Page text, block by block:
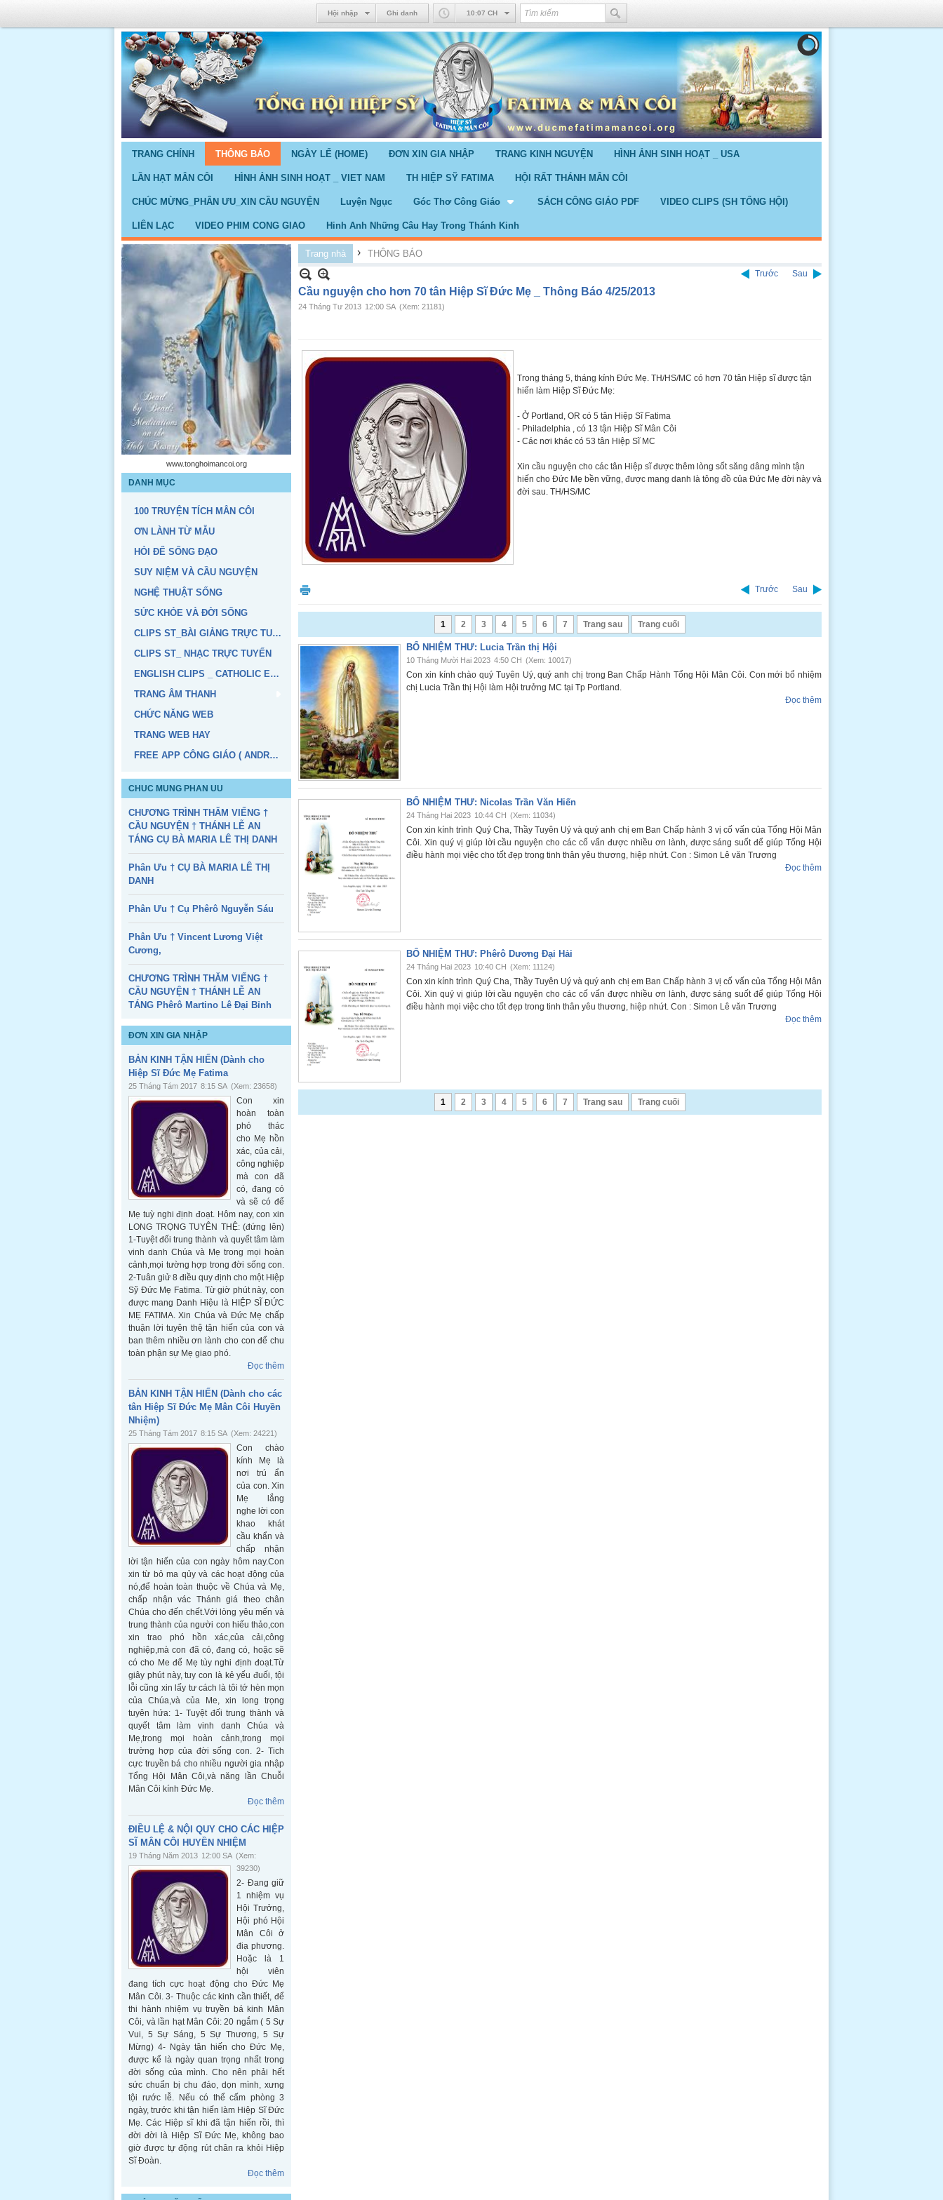
Hội nhập Ghi danh 10:07 CH
TRANG CHÍNH THÔNG BÁO NGÀY LỂ (HOME) ĐƠN XIN GIA NHẬP TRANG KINH NGUYỆN HÌNH ẢNH SINH HOẠT _ USA
LẦN HẠT MÂN CÔI HÌNH ẢNH SINH HOẠT _ VIET NAM TH HIỆP SỸ FATIMA HỘI RẤT THÁNH MÂN CÔI
CHÚC MỪNG_PHÂN ƯU_XIN CẦU NGUYỆN Luyện Ngục Góc Thơ Công Giáo SÁCH CÔNG GIÁO PDF VIDEO CLIPS (SH TỔNG HỘI)
LIÊN LẠC VIDEO PHIM CONG GIAO Hinh Anh Những Câu Hay Trong Thánh Kinh
www.tonghoimancoi.org
DANH MỤC
100 TRUYỆN TÍCH MÂN CÔI
ƠN LÀNH TỪ MẪU
HỎI ĐỂ SỐNG ĐẠO
SUY NIỆM VÀ CẦU NGUYỆN
NGHỆ THUẬT SỐNG
SỨC KHỎE VÀ ĐỜI SỐNG
CLIPS ST_BÀI GIẢNG TRỰC TUYẾN
CLIPS ST_ NHẠC TRỰC TUYẾN
ENGLISH CLIPS _ CATHOLIC EDUCATION
TRANG ÂM THANH
CHỨC NĂNG WEB
TRANG WEB HAY
FREE APP CÔNG GIÁO ( ANDROID, IOS)
CHUC MUNG PHAN UU
CHƯƠNG TRÌNH THĂM VIẾNG †
CẦU NGUYỆN † THÁNH LỄ AN
TÁNG CỤ BÀ MARIA LÊ THỊ DANH
Phân Ưu † CỤ BÀ MARIA LÊ THỊ
DANH
Phân Ưu † Cụ Phêrô Nguyễn Sáu
Phân Ưu † Vincent Lương Việt
Cương,
CHƯƠNG TRÌNH THĂM VIẾNG †
CẦU NGUYỆN † THÁNH LỄ AN
TÁNG Phêrô Martino Lê Đại Bỉnh
ĐƠN XIN GIA NHẬP
BẢN KINH TẬN HIẾN (Dành cho
Hiệp Sĩ Đức Mẹ Fatima
25 Tháng Tám 2017 8:15 SA (Xem: 23658)
Con xin
hoàn toàn
phó thác
cho Mẹ hồn
xác, của cải,
công nghiệp
mà con đã
có, đang có
và sẽ có để
Mẹ tuỳ nghi định đoạt. Hôm nay, con xin
LONG TRỌNG TUYÊN THỆ: (đứng lên)
1-Tuyệt đối trung thành và quyết tâm làm
vinh danh Chúa và Mẹ trong mọi hoàn
cảnh,mọi tường hợp trong đời sống con.
2-Tuân giử 8 điều quy định cho một Hiệp
Sỹ Đức Mẹ Fatima. Từ giờ phút này, con
được mang Danh Hiệu là HIỆP SĨ ĐỨC
MẸ FATIMA. Xin Chúa và Đức Mẹ chấp
thuận lời tuyên thệ tận hiến của con và
ban thêm nhiều ơn lành cho con để chu
toàn phận sự Mẹ giao phó.
Đọc thêm
BẢN KINH TẬN HIẾN (Dành cho các
tân Hiệp Sĩ Đức Mẹ Mân Côi Huyền
Nhiệm)
25 Tháng Tám 2017 8:15 SA (Xem: 24221)
Con chào
kính Mẹ là
nơi trú ẩn
của con. Xin
Mẹ lắng
nghe lời con
khao khát
cầu khẩn và
chấp nhận
lời tận hiến của con ngày hôm nay.Con
xin từ bỏ ma qủy và các hoạt động của
nó,để hoàn toàn thuộc về Chúa và Mẹ,
chấp nhận vác Thánh giá theo chân
Chúa cho đến chết.Với lòng yêu mến và
trung thành của người con hiếu thảo,con
xin trao phó hồn xác,của cải,công
nghiệp,mà con đã có, đang có, hoặc sẽ
có cho Me để Mẹ tùy nghi định đoạt.Từ
giây phút này, tuy con là kẻ yếu đuối, tội
lỗi cũng xin lấy tư cách là tôi tớ hèn mọn
của Chúa,và của Me, xin long trọng
tuyên hứa: 1- Tuyệt đối trung thành và
quyết tâm làm vinh danh Chúa và
Mẹ,trong mọi hoàn cảnh,trong mọi
trường hợp của đời sống con. 2- Tich
cực truyền bá cho nhiều người gia nhập
Tổng Hội Mân Côi,và năng lần Chuỗi
Mân Côi kính Đức Mẹ.
Đọc thêm
ĐIỀU LỆ & NỘI QUY CHO CÁC HIỆP
SĨ MÂN CÔI HUYỀN NHIỆM
19 Tháng Năm 2013 12:00 SA (Xem:
39230)
2- Đang giữ
1 nhiệm vụ
Hội Trưởng,
Hội phó Hội
Mân Côi ở
điạ phương.
Hoặc là 1
hội viên
đang tích cực hoạt động cho Đức Mẹ
Mân Côi. 3- Thuộc các kinh cần thiết, để
thi hành nhiệm vụ truyền bá kinh Mân
Côi, và lần hạt Mân Côi: 20 ngắm ( 5 Sự
Vui, 5 Sự Sáng, 5 Sự Thương, 5 Sự
Mừng) 4- Ngày tận hiến cho Đức Mẹ,
được kể là ngày quan trọng nhất trong
đời sống của mình. Cho nên phải hết
sức chuẩn bị chu đáo, dọn mình, xưng
tội rước lễ. Nếu có thể cấm phòng 3
ngày, trước khi tận hiến làm Hiệp Sĩ Đức
Mẹ. Các Hiệp sĩ khi đã tận hiến rồi, thì
đời đời là Hiệp Sĩ Đức Mẹ, không bao
giờ được tự động rút chân ra khỏi Hiệp
Sĩ Đoàn.
Đọc thêm
Trang nhà › THÔNG BÁO
Trước Sau
Cầu nguyện cho hơn 70 tân Hiệp Sĩ Đức Mẹ _ Thông Báo 4/25/2013
24 Tháng Tư 2013 12:00 SA (Xem: 21181)
Trong tháng 5, tháng kính Đức Mẹ. TH/HS/MC có hơn 70 tân Hiệp sĩ được tận
hiến làm Hiệp Sĩ Đức Mẹ:
- Ở Portland, OR có 5 tân Hiệp Sĩ Fatima
- Philadelphia , có 13 tận Hiệp Sĩ Mân Côi
- Các nơi khác có 53 tân Hiệp Sĩ MC
Xin cầu nguyện cho các tân Hiệp sĩ được thêm lòng sốt săng dâng mình tận
hiến cho Đức Mẹ bền vững, được mang danh là tông đồ của Đức Mẹ đời này và
đời sau. TH/HS/MC
Trước Sau
1 2 3 4 5 6 7 Trang sau Trang cuối
BỔ NHIỆM THƯ: Lucia Trần thị Hội
10 Tháng Mười Hai 2023 4:50 CH (Xem: 10017)
Con xin kính chào quý Tuyên Uý, quý anh chị trong Ban Chấp Hành Tổng Hội Mân Côi. Con mới bổ nhiệm
chị Lucia Trần thị Hội làm Hội trưởng MC tại Tp Portland.
Đọc thêm
BỔ NHIỆM THƯ: Nicolas Trần Văn Hiến
24 Tháng Hai 2023 10:44 CH (Xem: 11034)
Con xin kính trình Quý Cha, Thầy Tuyên Uý và quý anh chị em Ban Chấp hành 3 vị cố vấn của Tổng Hội Mân
Côi. Xin quý vị giúp lời cầu nguyện cho các cố vấn được nhiều ơn lành, được sáng suốt để giúp Tổng Hội
điều hành mọi việc cho tốt đẹp trong tinh thân yêu thương, hiệp nhứt. Con : Simon Lê văn Trương
Đọc thêm
BỔ NHIỆM THƯ: Phêrô Dương Đại Hải
24 Tháng Hai 2023 10:40 CH (Xem: 11124)
Con xin kính trình Quý Cha, Thầy Tuyên Uý và quý anh chị em Ban Chấp hành 3 vị cố vấn của Tổng Hội Mân
Côi. Xin quý vị giúp lời cầu nguyện cho các cố vấn được nhiều ơn lành, được sáng suốt để giúp Tổng Hội
điều hành mọi việc cho tốt đẹp trong tinh thân yêu thương, hiệp nhứt. Con : Simon Lê văn Trương
Đọc thêm
1 2 3 4 5 6 7 Trang sau Trang cuối